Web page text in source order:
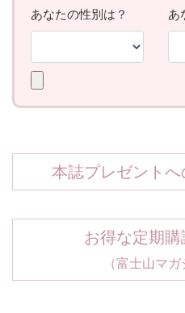
本誌プレゼント
お得な定期
（富士山マガ